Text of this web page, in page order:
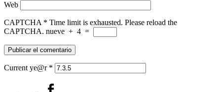
Web
CAPTCHA * Time limit is exhausted. Please reload the
CAPTCHA. nueve + 4 =
Current ye@r *